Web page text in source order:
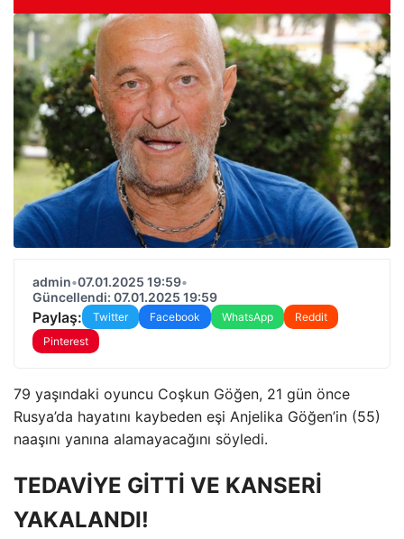
admin•07.01.2025 19:59•
Güncellendi: 07.01.2025 19:59
Paylaş: Twitter Facebook WhatsApp
Reddit
Pinterest
79 yaşındaki oyuncu Coşkun Göğen, 21 gün önce
Rusya’da hayatını kaybeden eşi Anjelika Göğen’in (55)
naaşını yanına alamayacağını söyledi.
TEDAVİYE GİTTİ VE KANSERİ
YAKALANDI!